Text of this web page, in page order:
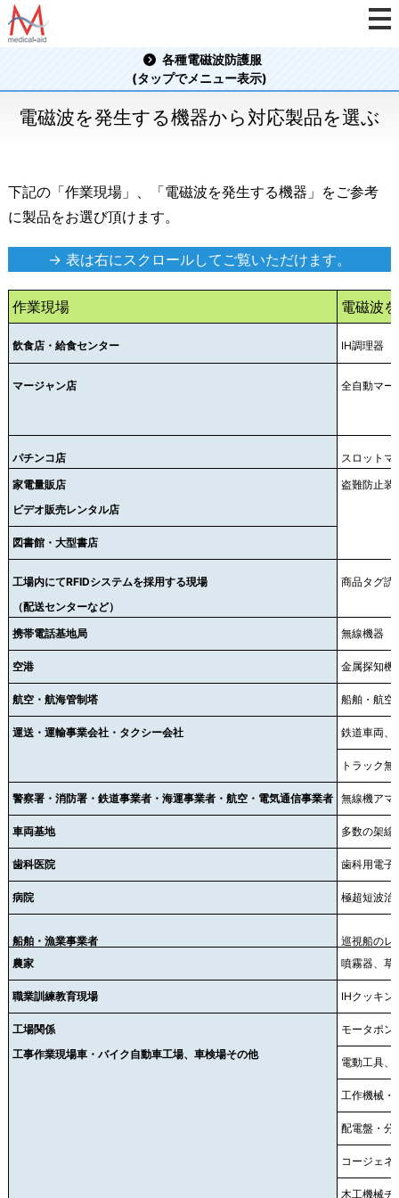
各種電磁波防護服
(タップでメニュー表示)
電磁波を発生する機器から対応製品を選ぶ
下記の「作業現場」、「電磁波を発生する機器」をご参考
に製品をお選び頂けます。
→ 表は右にスクロールしてご覧いただけます。
作業現場 電磁波
飲食店・給食センター IH調理器
マージャン店 全自動マー
パチンコ店
スロットマ
家電量販店
ビデオ販売レンタル店
盗難防止装
図書館・大型書店
工場内にてRFIDシステムを採用する現場
（配送センターなど）
商品タグ読
携帯電話基地局 無線機器
空港 金属探知機
航空・航海管制塔 船舶・航空
運送・運輸事業会社・タクシー会社 鉄道車両、
トラック無
警察署・消防署・鉄道事業者・海運事業者・航空・電気通信事業者 無線機アマ
車両基地 多数の架線
歯科医院 歯科用電子
病院 極超短波治
船舶・漁業事業者
巡視船のレ
農家
噴霧器、草
職業訓練教育現場 IHクッキン
工場関係
工事作業現場車・バイク自動車工場、車検場その他
モータポン
電動工具、
工作機械・
配電盤・分
コージェネ
木工機械チ